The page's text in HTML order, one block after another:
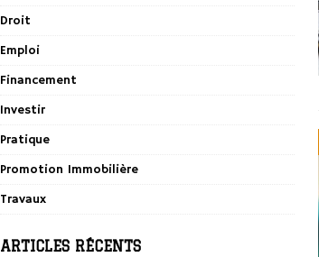
Droit
Emploi
Financement
Investir
Pratique
Promotion Immobilière
Travaux
ARTICLES RÉCENTS